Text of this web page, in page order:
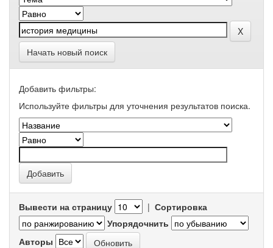
Начать новый поиск
Добавить фильтры:
Используйте фильтры для уточнения результатов поиска.
Вывести на страницу | Сортировка
Упорядочнить
Авторы